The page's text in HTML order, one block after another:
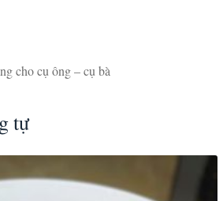
cho cụ ông – cụ bà
tự